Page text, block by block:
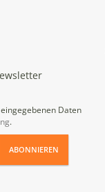
Daten
.
ABONNIEREN